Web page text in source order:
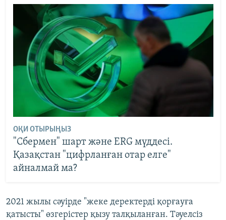
ОҚИ ОТЫРЫҢЫЗ
"Сбермен" шарт және ERG мүддесі.
Қазақстан "цифрланған отар елге"
айналмай ма?
2021 жылы сәуірде "жеке деректерді қорғауға
қатысты" өзгерістер қызу талқыланған. Тәуелсіз